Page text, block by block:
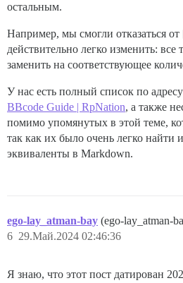
остальным.
Например, мы смогли отказаться от
действительно легко изменить:
заменить на соответствующее
У нас есть полный список по
BBcode Guide | RpNation, а также
помимо упомянутых в этой теме,
так как их было очень легко найти
эквиваленты в Markdown.
ego-lay_atman-bay (ego-lay_atman-
29.Май.2024 02:46:36
6
Я знаю, что этот пост датирован